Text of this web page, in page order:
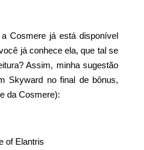
Cosmere já está disponível
já conhece ela, que tal se
Assim, minha sugestão
Skyward no final de bônus,
da Cosmere):
of Elantris